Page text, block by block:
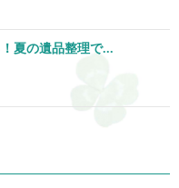
夏の遺品整理で...